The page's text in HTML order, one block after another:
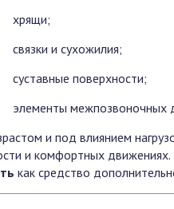
хрящи;
связки и сухожилия;
суставные поверхности;
элементы межпозвоночных
и под влиянием
и комфортных
как средство